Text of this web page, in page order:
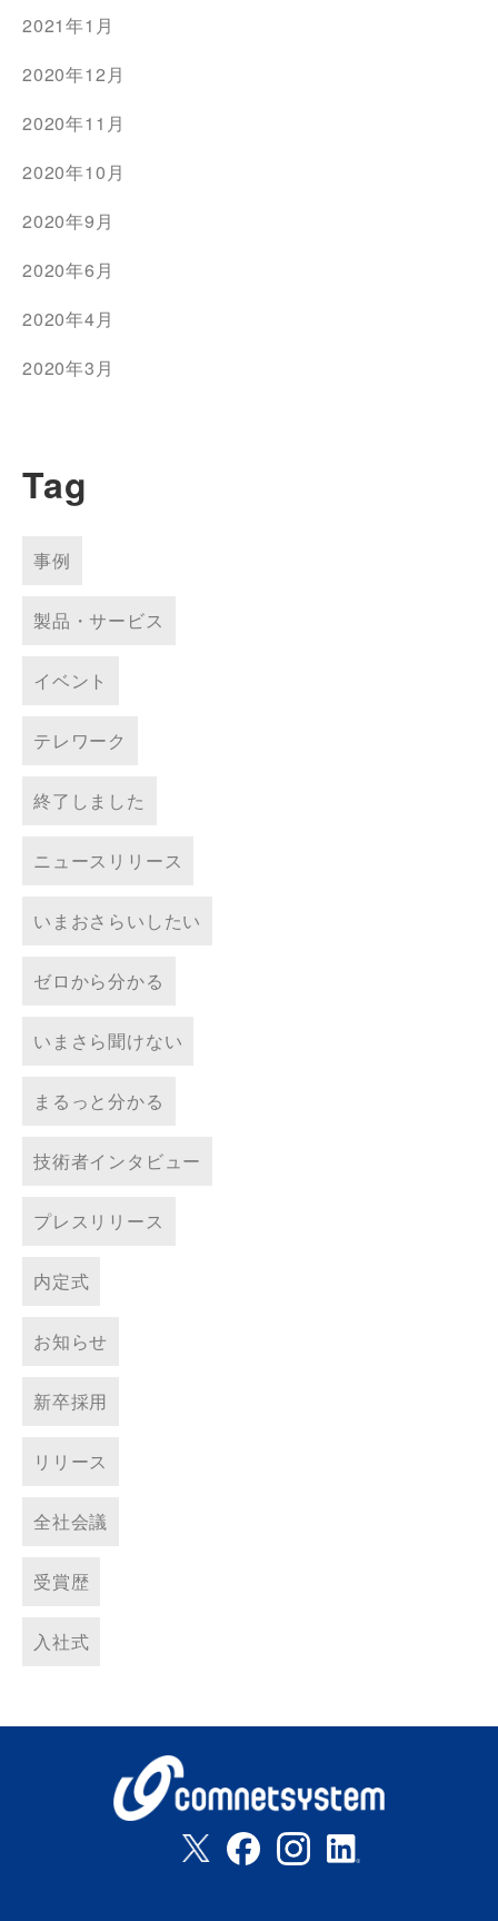
2021年1月
2020年12月
2020年11月
2020年10月
2020年9月
2020年6月
2020年4月
2020年3月
Tag
事例
製品・サービス
イベント
テレワーク
終了しました
ニュースリリース
いまおさらいしたい
ゼロから分かる
いまさら聞けない
まるっと分かる
技術者インタビュー
プレスリリース
内定式
お知らせ
新卒採用
リリース
全社会議
受賞歴
入社式